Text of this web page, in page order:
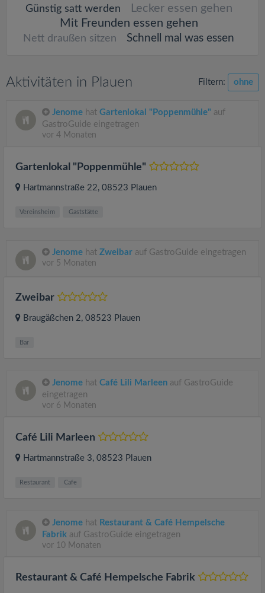
Günstig satt werden
Lecker essen gehen
Mit Freunden essen gehen
Nett draußen sitzen Schnell mal was essen
Aktivitäten in Plauen Filtern: ohne
Jenome hat Gartenlokal "Poppenmühle" auf
GastroGuide eingetragen
vor 4 Monaten
Gartenlokal "Poppenmühle"
Hartmannstraße 22, 08523 Plauen
Vereinsheim Gaststätte
Jenome hat Zweibar auf GastroGuide eingetragen
vor 5 Monaten
Zweibar
Braugäßchen 2, 08523 Plauen
Bar
Jenome hat Café Lili Marleen auf GastroGuide
eingetragen
vor 6 Monaten
Café Lili Marleen
Hartmannstraße 3, 08523 Plauen
Restaurant Cafe
Jenome hat Restaurant & Café Hempelsche
Fabrik auf GastroGuide eingetragen
vor 10 Monaten
Restaurant & Café Hempelsche Fabrik